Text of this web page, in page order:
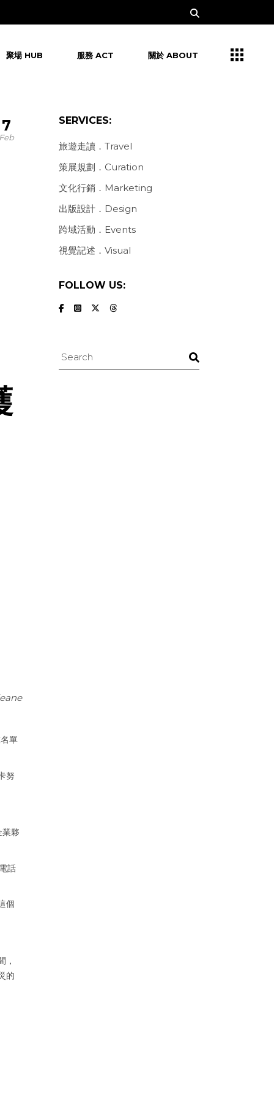
聚場 HUB 服務 ACT 關於 ABOUT
7
Feb
單
努
夥
話
個
，
的
SERVICES:
旅遊走讀．Travel
策展規劃．Curation
文化行銷．Marketing
出版設計．Design
跨域活動．Events
視覺記述．Visual
FOLLOW US:
Search